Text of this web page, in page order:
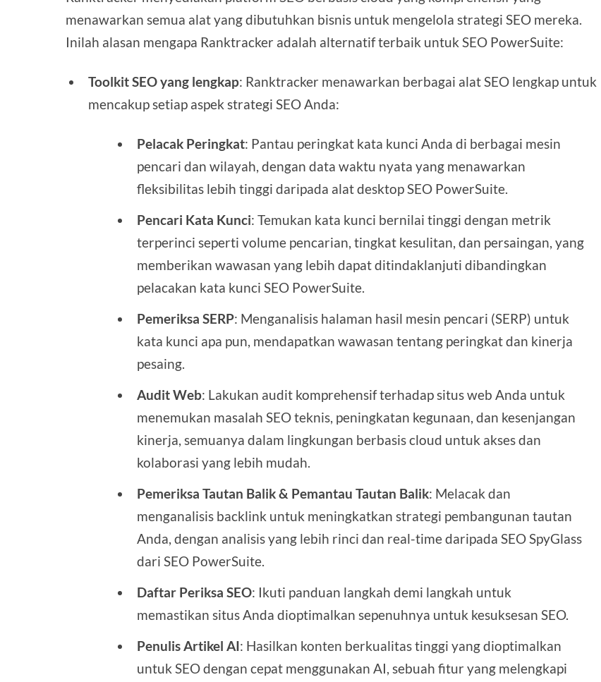
menawarkan semua alat yang dibutuhkan bisnis untuk mengelola strategi SEO mereka.
Inilah alasan mengapa Ranktracker adalah alternatif terbaik untuk SEO PowerSuite:
Toolkit SEO yang lengkap: Ranktracker menawarkan berbagai alat SEO lengkap untuk
mencakup setiap aspek strategi SEO Anda:
Pelacak Peringkat: Pantau peringkat kata kunci Anda di berbagai mesin
pencari dan wilayah, dengan data waktu nyata yang menawarkan
fleksibilitas lebih tinggi daripada alat desktop SEO PowerSuite.
Pencari Kata Kunci: Temukan kata kunci bernilai tinggi dengan metrik
terperinci seperti volume pencarian, tingkat kesulitan, dan persaingan, yang
memberikan wawasan yang lebih dapat ditindaklanjuti dibandingkan
pelacakan kata kunci SEO PowerSuite.
Pemeriksa SERP: Menganalisis halaman hasil mesin pencari (SERP) untuk
kata kunci apa pun, mendapatkan wawasan tentang peringkat dan kinerja
pesaing.
Audit Web: Lakukan audit komprehensif terhadap situs web Anda untuk
menemukan masalah SEO teknis, peningkatan kegunaan, dan kesenjangan
kinerja, semuanya dalam lingkungan berbasis cloud untuk akses dan
kolaborasi yang lebih mudah.
Pemeriksa Tautan Balik & Pemantau Tautan Balik: Melacak dan
menganalisis backlink untuk meningkatkan strategi pembangunan tautan
Anda, dengan analisis yang lebih rinci dan real-time daripada SEO SpyGlass
dari SEO PowerSuite.
Daftar Periksa SEO: Ikuti panduan langkah demi langkah untuk
memastikan situs Anda dioptimalkan sepenuhnya untuk kesuksesan SEO.
Penulis Artikel AI: Hasilkan konten berkualitas tinggi yang dioptimalkan
untuk SEO dengan cepat menggunakan AI, sebuah fitur yang melengkapi